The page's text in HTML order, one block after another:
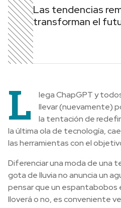
Las tendencias
transforman el
L
lega ChapGPT y
llevar (nuevamente)
la tentación de
la última ola de tecnología,
las herramientas con el
Diferenciar una moda de una
gota de lluvia no anuncia un
pensar que un espantabobos
lloverá o no, es conveniente